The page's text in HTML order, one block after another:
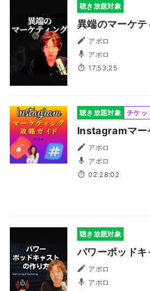
聴き放題対象
異端のマーケテ
アポロ
アポロ
17:53:25
聴き放題対象 チケッ
Instagramマー
アポロ
アポロ
02:28:02
聴き放題対象
パワーポッド
アポロ
アポロ